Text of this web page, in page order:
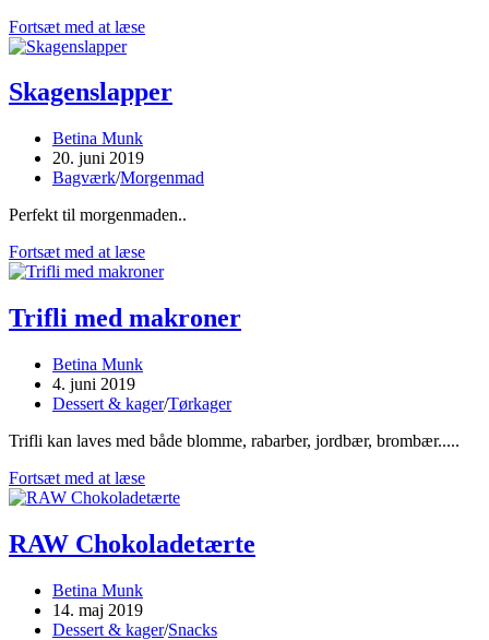
Fortsæt med at læseGLUTENFRI
“første
bog”
Skagenslapper
Post
author:
Betina Munk
Post
published:
20. juni 2019
Post
Bagværk/Morgenmad
Perfekt til morgenmaden..
Fortsæt med at læseSkagenslapper
Trifli med makroner
Post
author:
Betina Munk
Post
published:
4. juni 2019
Post
Dessert & kager/Tørkager
Trifli kan laves med både blomme, rabarber, jordbær, brombær.....
Fortsæt med at læseTrifli
med
RAW Chokoladetærte
Post
author:
Betina Munk
Post
published:
14. maj 2019
Post
Dessert & kager/Snacks